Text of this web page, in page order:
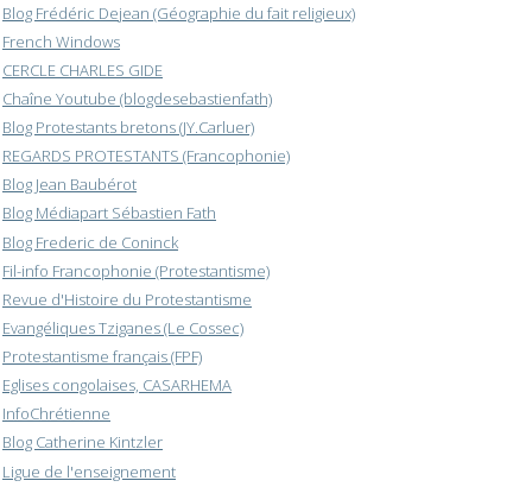
Blog Frédéric Dejean (Géographie du fait religieux)
French Windows
CERCLE CHARLES GIDE
Chaîne Youtube (blogdesebastienfath)
Blog Protestants bretons (JY.Carluer)
REGARDS PROTESTANTS (Francophonie)
Blog Jean Baubérot
Blog Médiapart Sébastien Fath
Blog Frederic de Coninck
Fil-info Francophonie (Protestantisme)
Revue d'Histoire du Protestantisme
Evangéliques Tziganes (Le Cossec)
Protestantisme français (FPF)
Eglises congolaises, CASARHEMA
InfoChrétienne
Blog Catherine Kintzler
Ligue de l'enseignement